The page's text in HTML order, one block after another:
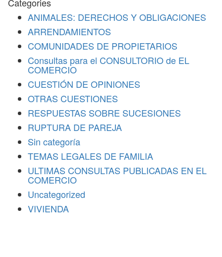
ANIMALES: DERECHOS Y OBLIGACIONES
ARRENDAMIENTOS
COMUNIDADES DE PROPIETARIOS
Consultas para el CONSULTORIO de EL
COMERCIO
CUESTIÓN DE OPINIONES
OTRAS CUESTIONES
RESPUESTAS SOBRE SUCESIONES
RUPTURA DE PAREJA
Sin categoría
TEMAS LEGALES DE FAMILIA
ULTIMAS CONSULTAS PUBLICADAS EN EL
COMERCIO
Uncategorized
VIVIENDA